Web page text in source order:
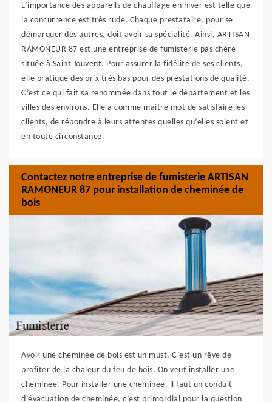
L’importance des appareils de chauffage en hiver est telle que
la concurrence est très rude. Chaque prestataire, pour se
démarquer des autres, doit avoir sa spécialité. Ainsi, ARTISAN
RAMONEUR 87 est une entreprise de fumisterie pas chère
située à Saint Jouvent. Pour assurer la fidélité de ses clients,
elle pratique des prix très bas pour des prestations de qualité.
C’est ce qui fait sa renommée dans tout le département et les
villes des environs. Elle a comme maitre mot de satisfaire les
clients, de répondre à leurs attentes quelles qu’elles soient et
en toute circonstance.
Contactez notre entreprise de fumisterie ARTISAN
RAMONEUR 87 pour installation de cheminée de
bois
Avoir une cheminée de bois est un must. C’est un rêve de
profiter de la chaleur du feu de bois. On veut installer une
cheminée. Pour installer une cheminée, il faut un conduit
d’évacuation de cheminée, c’est primordial pour la question